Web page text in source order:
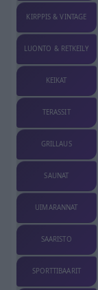
KIRPPIS & VINTAGE
LUONTO & RETKEILY
KEIKAT
TERASSIT
GRILLAUS
SAUNAT
UIMARANNAT
SAARISTO
SPORTTIBAARIT